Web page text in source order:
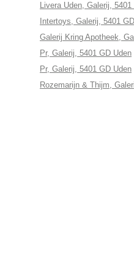
Livera Uden, Galerij, 5401
Intertoys, Galerij, 5401
Galerij Kring Apotheek,
Pr, Galerij, 5401 GD Uden
Pr, Galerij, 5401 GD Uden
Rozemarijn & Thijm,